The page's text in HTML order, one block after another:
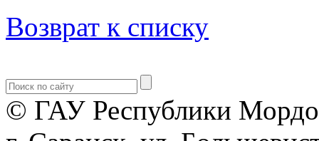
Возврат к списку
© ГАУ Республики